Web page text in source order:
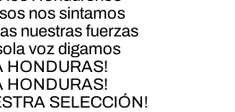
nos sintamos
nuestras fuerzas
voz digamos
HONDURAS!
HONDURAS!
SELECCIÓN!